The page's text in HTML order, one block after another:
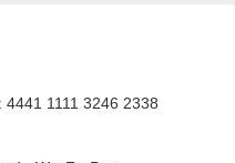
1111 3246 2338